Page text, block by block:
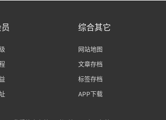
综合其它
网站地图
文章存档
标签存档
APP下载